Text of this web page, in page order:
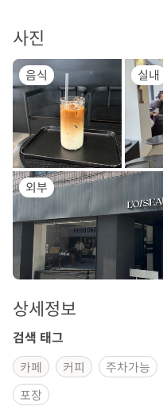
사진
음식 실내
외부
상세정보
검색 태그
카페 커피 주차가능
포장